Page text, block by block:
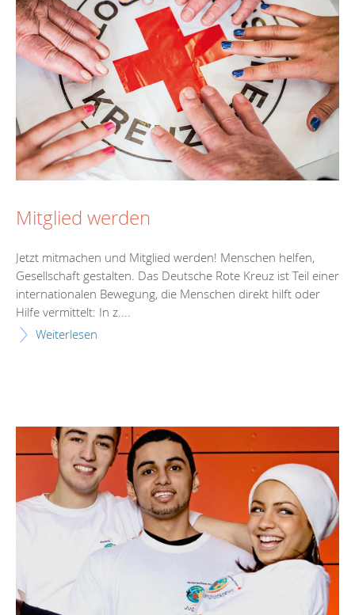
Mitglied werden
Jetzt mitmachen und Mitglied werden! Menschen helfen,
Gesellschaft gestalten. Das Deutsche Rote Kreuz ist Teil einer
internationalen Bewegung, die Menschen direkt hilft oder
Hilfe vermittelt: In z....
Weiterlesen